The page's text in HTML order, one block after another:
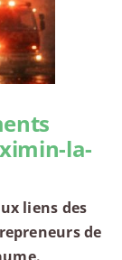
la-
liens des
de